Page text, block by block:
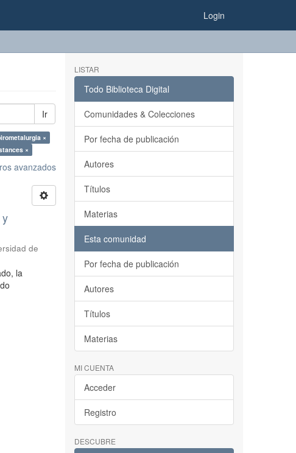
Login
Ir
×
×
avanzados
de
la
LISTAR
Todo Biblioteca Digital
Comunidades & Colecciones
Por fecha de publicación
Autores
Títulos
Materias
Esta comunidad
Por fecha de publicación
Autores
Títulos
Materias
MI CUENTA
Acceder
Registro
DESCUBRE